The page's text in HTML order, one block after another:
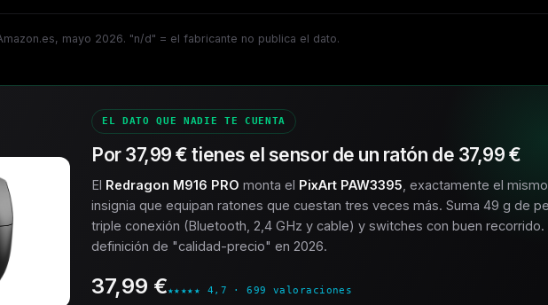
mayo 2026. "n/d" = el fabricante no publica el dato.
EL DATO QUE NADIE TE CUENTA
Por 37,99 € tienes el sensor de un ratón de 37,99 €
El Redragon M916 PRO monta el PixArt PAW3395 , exactamente el
insignia que equipan ratones que cuestan tres veces más. Suma 49 g de
triple conexión (Bluetooth, 2,4 GHz y cable) y switches con buen recorrido.
definición de "calidad-precio" en 2026.
37,99 €★★★★★ 4,7 · 699 valoraciones